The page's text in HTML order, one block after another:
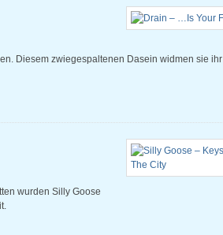
Diesem zwiegespaltenen Dasein widmen sie ihr
wurden Silly Goose